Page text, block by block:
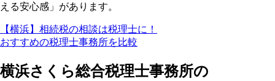
える安心感」があります。
【横浜】相続税の相談は税理士に！
おすすめの税理士事務所を比較
横浜さくら総合税理士事務所の